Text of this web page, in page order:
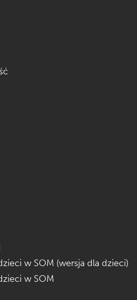
w SOM (wersja dla dzieci)
w SOM